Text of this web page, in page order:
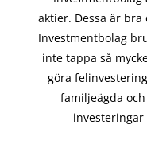
aktier. Dessa är bra
Investmentbolag
inte tappa så
göra
familjeägda
investeringar